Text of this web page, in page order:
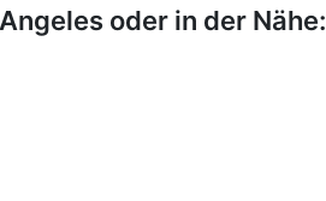
oder in der Nähe: